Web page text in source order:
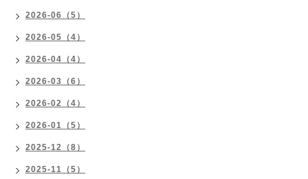
2026-06（5）
2026-05（4）
2026-04（4）
2026-03（6）
2026-02（4）
2026-01（5）
2025-12（8）
2025-11（5）